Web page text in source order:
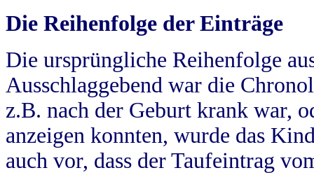
Die Reihenfolge der Einträge
Die ursprüngliche Reihenfolge
Ausschlaggebend war die
z.B. nach der Geburt krank war,
anzeigen konnten, wurde das
auch vor, dass der Taufeintrag